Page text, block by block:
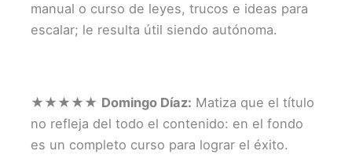
manual o curso de leyes, trucos e ideas para
escalar; le resulta útil siendo autónoma.
★★★★★ Domingo Díaz: Matiza que el título
no refleja del todo el contenido: en el fondo
es un completo curso para lograr el éxito.